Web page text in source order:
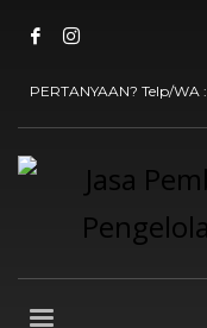
PERTANYAAN? Telp/WA :